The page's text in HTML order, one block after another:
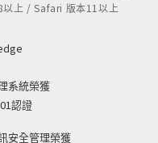
上 / Safari 版本11以上
系統榮獲
認證
安全管理榮獲